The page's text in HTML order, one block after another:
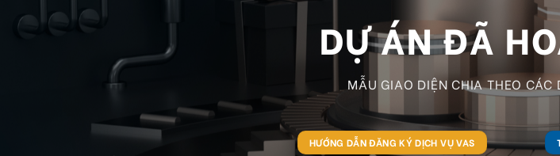
DỰ ÁN ĐÃ
MẪU GIAO DIỆN CHIA THEO CÁC
HƯỚNG DẪN ĐĂNG KÝ DỊCH VỤ VAS